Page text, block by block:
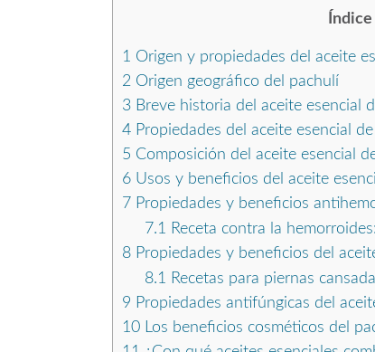
Índice
1 Origen y propiedades del aceite
2 Origen geográfico del pachulí
3 Breve historia del aceite esencial
4 Propiedades del aceite esencial
5 Composición del aceite esencial
6 Usos y beneficios del aceite
7 Propiedades y beneficios
7.1
Receta contra la hemorroides:
8 Propiedades y beneficios del
8.1
Recetas para piernas
9 Propiedades antifúngicas del
10 Los beneficios cosméticos del